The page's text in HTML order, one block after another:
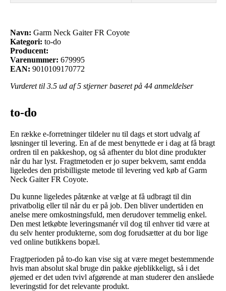
Navn: Garm Neck Gaiter FR Coyote
Kategori: to-do
Producent:
Varenummer: 679995
EAN: 9010109170772
Vurderet til 3.5 ud af 5 stjerner baseret på 44 anmeldelser
to-do
En række e-forretninger tildeler nu til dags et stort udvalg af
løsninger til levering. En af de mest benyttede er i dag at få bragt
ordren til en pakkeshop, og så afhenter du blot dine produkter
når du har lyst. Fragtmetoden er jo super bekvem, samt endda
ligeledes den prisbilligste metode til levering ved køb af Garm
Neck Gaiter FR Coyote.
Du kunne ligeledes påtænke at vælge at få udbragt til din
privatbolig eller til når du er på job. Den bliver undertiden en
anelse mere omkostningsfuld, men derudover temmelig enkel.
Den mest letkøbte leveringsmanér vil dog til enhver tid være at
du selv henter produkterne, som dog forudsætter at du bor lige
ved online butikkens bopæl.
Fragtperioden på to-do kan vise sig at være meget bestemmende
hvis man absolut skal bruge din pakke øjeblikkeligt, så i det
øjemed er det uden tvivl afgørende at man studerer den anslåede
leveringstid for det relevante produkt.